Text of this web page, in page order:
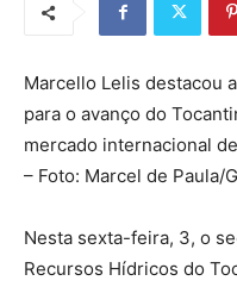
Marcello Lelis destacou
para o avanço do
mercado internacional
– Foto: Marcel de Paula/
Nesta sexta-feira, 3, o
Recursos Hídricos do